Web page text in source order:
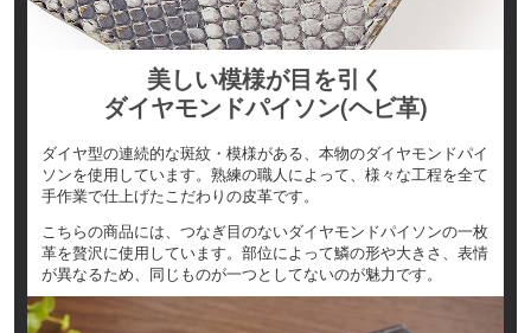
美しい模様が目を引く
ダイヤモンドパイソン(ヘビ革)
ダイヤ型の連続的な斑紋・模様がある、本物のダイヤモンドパイ
ソンを使用しています。熟練の職人によって、様々な工程を全て
手作業で仕上げたこだわりの皮革です。
こちらの商品には、つなぎ目のないダイヤモンドパイソンの一枚
革を贅沢に使用しています。部位によって鱗の形や大きさ、表情
が異なるため、同じものが一つとしてないのが魅力です。